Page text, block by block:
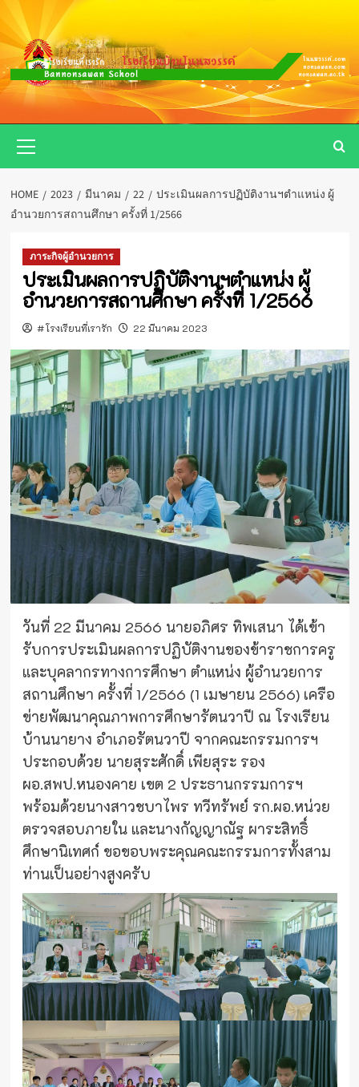
Skip
content
Menu
HOME 2023 มีนาคม 22
ประเมินผลการปฏิบัติงานฯตำแหน่ง ผู้
อำนวยการสถานศึกษา ครั้งที่ 1/2566
ภาระกิจผู้อำนวยการ
ประเมินผลการปฏิบัติงานฯตำแหน่ง ผู้
อำนวยการสถานศึกษา ครั้งที่ 1/2566
#โรงเรียนที่เรารัก 22 มีนาคม 2023
วันที่ 22 มีนาคม 2566 นายอภิศร ทิพเสนา ได้เข้า
รับการประเมินผลการปฏิบัติงานของข้าราชการครู
และบุคลากรทางการศึกษา ตำแหน่ง ผู้อำนวยการ
สถานศึกษา ครั้งที่ 1/2566 (1 เมษายน 2566) เครือ
ข่ายพัฒนาคุณภาพการศึกษารัตนวาปี ณ โรงเรียน
บ้านนายาง อำเภอรัตนวาปี จากคณะกรรมการฯ
ประกอบด้วย นายสุระศักดิ์ เพียสุระ รอง
ผอ.สพป.หนองคาย เขต 2 ประธานกรรมการฯ
พร้อมด้วยนางสาวชบาไพร ทวีทรัพย์ รก.ผอ.หน่วย
ตรวจสอบภายใน และนางกัญญาณัฐ ผาระสิทธิ์
ศึกษานิเทศก์ ขอขอบพระคุณคณะกรรมการทั้งสาม
ท่านเป็นอย่างสูงครับ